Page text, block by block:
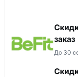
заказ
До 30